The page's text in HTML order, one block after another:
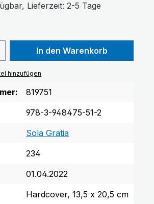
Lieferzeit: 2-5 Tage
Gib den
In den Warenkorb
hinzufügen
819751
978-3-948475-51-2
Sola Gratia
234
01.04.2022
Hardcover, 13,5 x 20,5 cm